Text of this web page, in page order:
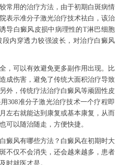
常用的治疗方法，由于初期白斑病情
表示准分子激光治疗技术祛白，该治
导白癜风皮损中病理性的T淋巴细胞
内穿透力较强波长，对治疗白癜风
可以有效避免更多副作用出现。比
成伤害，避免了传统大面积治疗导致
外，传统疗法治疗白癜风等顽固性皮
308准分子激光治疗技术一个疗程即
左右就能达到康复或基本康复，从而
可以随治随走，方便快捷。
风有哪些方法？白癜风在初期时大
不仅不会消失，还会越来越多，患者
时就医才是。